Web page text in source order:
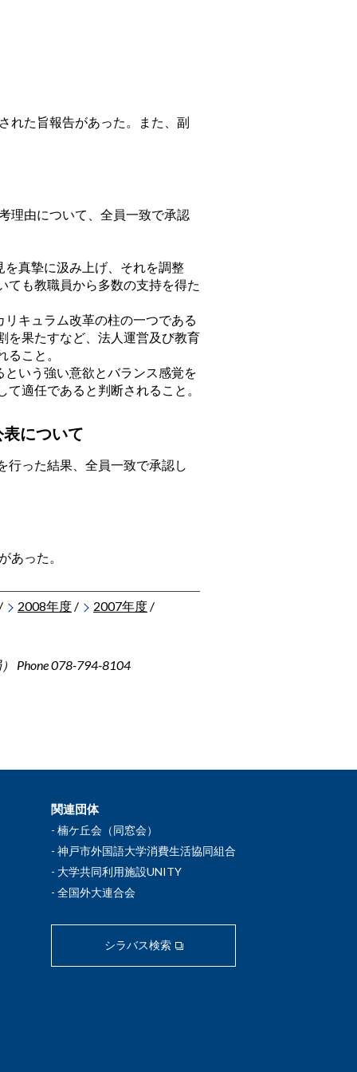
た旨報告があった。また、副
由について、全員一致で承認
真摯に汲み上げ、それを調整
ても教職員から多数の支持を得た
キュラム改革の柱の一つである
を果たすなど、法人運営及び教育
こと。
いう強い意欲とバランス感覚を
適任であると判断されること。
について
行った結果、全員一致で承認し
った。
2008年度 / 2007年度 /
Phone 078-794-8104
関連団体
楠ケ丘会（同窓会）
神戸市外国語大学消費生活協同組合
大学共同利用施設UNITY
全国外大連合会
シラバス検索